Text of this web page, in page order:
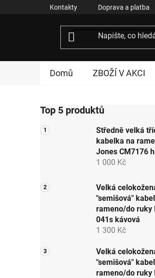
Kontakty Doprava a platba
Domů ZBOŽÍ V AKCI
o
s
t
n
e
Top 5 produktů
Středně velká
kabelka na
Jones CM7176
1 000 Kč
Velká
"semišová"
rameno/do ruky
041s kávová
1 300 Kč
Velká
"semišová"
rameno/do ruky